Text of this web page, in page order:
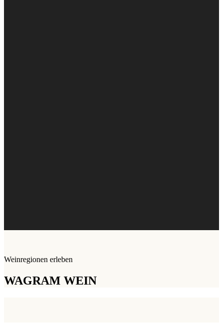
Weinregionen erleben
WAGRAM WEIN